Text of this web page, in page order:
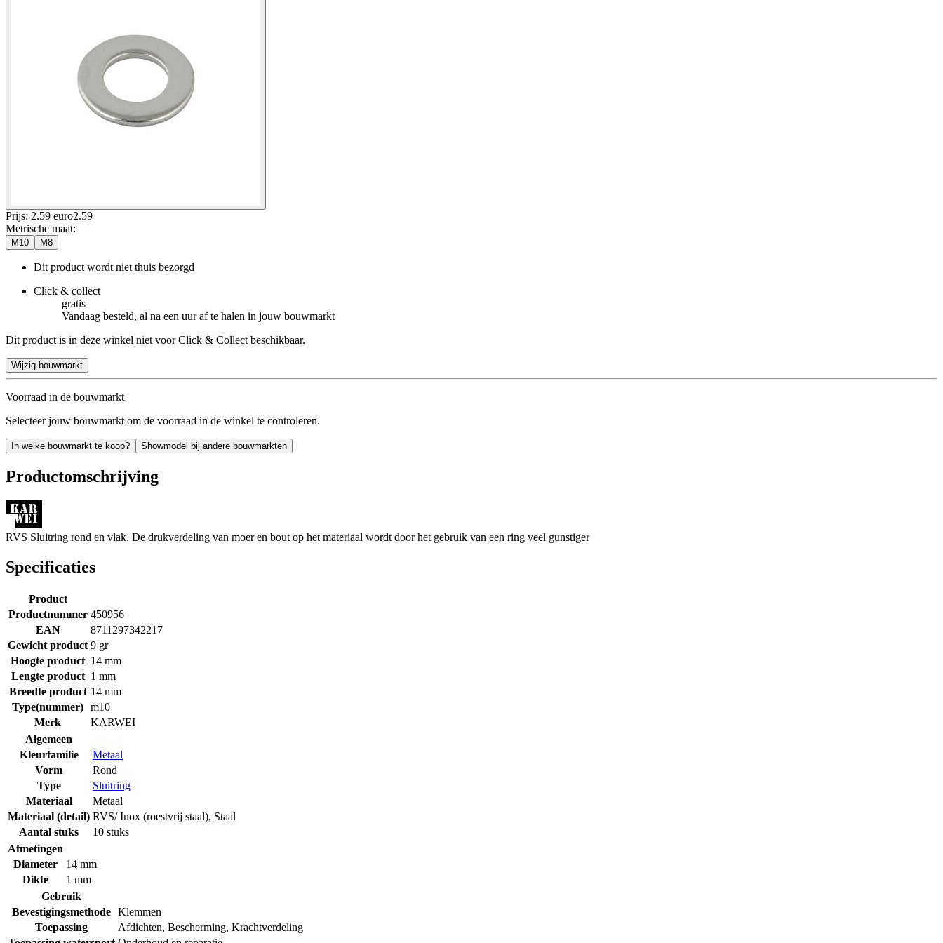
Prijs: 2.59 euro2.59
Metrische maat:
M10 M8
Dit product wordt niet thuis bezorgd
Click & collect
gratis
Vandaag besteld, al na een uur af te halen in jouw bouwmarkt
Dit product is in deze winkel niet voor Click & Collect beschikbaar.
Wijzig bouwmarkt
Voorraad in de bouwmarkt
Selecteer jouw bouwmarkt om de voorraad in de winkel te controleren.
In welke bouwmarkt te koop? Showmodel bij andere bouwmarkten
Productomschrijving
RVS Sluitring rond en vlak. De drukverdeling van moer en bout op het materiaal wordt door het gebruik van een ring veel gunstiger
Specificaties
Product
Productnummer 450956
EAN
8711297342217
Gewicht product 9 gr
Hoogte product 14 mm
Lengte product 1 mm
Breedte product 14 mm
Type(nummer) m10
Merk
KARWEI
Algemeen
Kleurfamilie
Metaal
Vorm
Rond
Type
Sluitring
Materiaal
Metaal
Materiaal (detail) RVS/ Inox (roestvrij staal), Staal
Aantal stuks
10 stuks
Afmetingen
Diameter
14 mm
Dikte
1 mm
Gebruik
Bevestigingsmethode Klemmen
Toepassing
Afdichten, Bescherming, Krachtverdeling